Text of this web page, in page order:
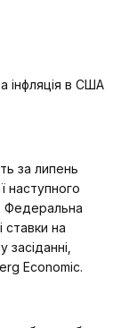
інфляція в США
за липень
наступного
Федеральна
на
Economic.